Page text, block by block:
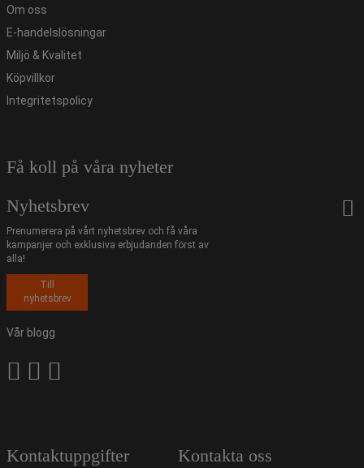
Om oss
E-handelslösningar
Miljö & Kvalitet
Köpvillkor
Integritetspolicy
Få koll på våra nyheter
Nyhetsbrev
Prenumerera på vårt nyhetsbrev och få våra
kampanjer och exklusiva erbjudanden först av
alla!
Till
nyhetsbrev
Vår blogg
Kontaktuppgifter
Kontakta oss